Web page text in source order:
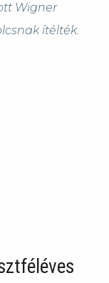
Wigner
ítélték.